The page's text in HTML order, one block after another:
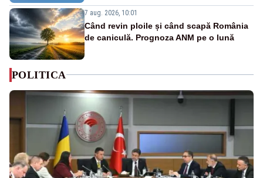
7 aug. 2026, 10:01
Când revin ploile și când scapă România
de caniculă. Prognoza ANM pe o lună
POLITICA